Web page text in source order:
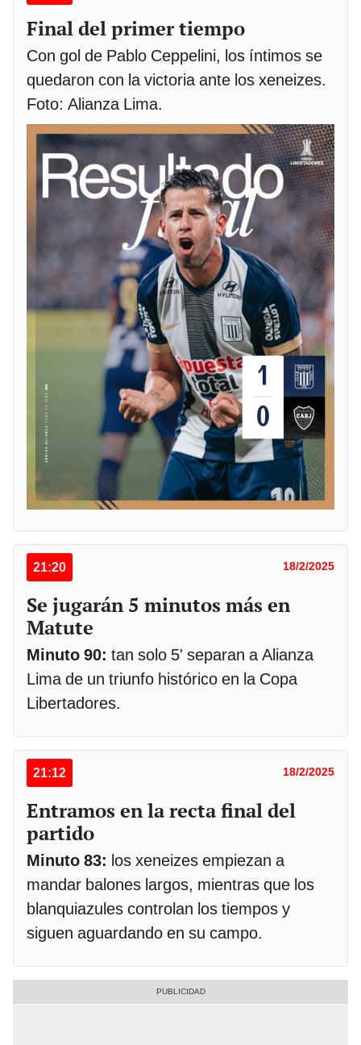
Final del primer tiempo
Con gol de Pablo Ceppelini, los íntimos se
quedaron con la victoria ante los xeneizes.
Foto: Alianza Lima.
21:20 18/2/2025
Se jugarán 5 minutos más en
Matute
Minuto 90: tan solo 5' separan a Alianza
Lima de un triunfo histórico en la Copa
Libertadores.
21:12 18/2/2025
Entramos en la recta final del
partido
Minuto 83: los xeneizes empiezan a
mandar balones largos, mientras que los
blanquiazules controlan los tiempos y
siguen aguardando en su campo.